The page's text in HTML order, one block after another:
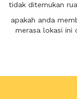
tidak ditemukan
apakah anda
merasa lokasi ini